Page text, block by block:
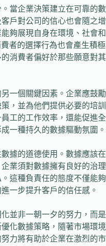
當企業決策建立在可靠的數
戶對公司的信心也會隨之增
夠展現自身在環境、社會和
者的選擇行為也會產生積極
消費者偏好於那些願意對其
一個關鍵因素。企業應鼓勵
，並為他們提供必要的培訓
工的工作效率，還能促進全
一種持久的數據驅動氛圍。
據的道德使用。數據應該在
業須對數據擁有良好的治理
這種負責任的態度不僅能夠
一步提升客戶的信任感。
並非一朝一夕的努力，而是
化數據策略，隨著市場環境
力將有助於企業在激烈的市